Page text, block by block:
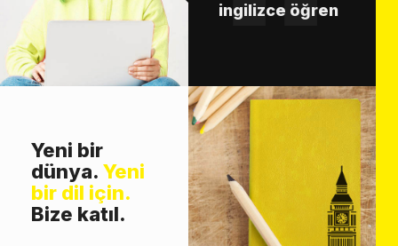
ingilizce öğren
Yeni bir
dünya. Yeni
bir dil için.
Bize katıl.